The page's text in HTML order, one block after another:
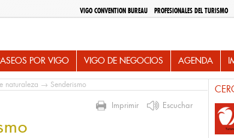
VIGO CONVENTION BUREAU PROFESIONALES DEL TURISMO
POR VIGO VIGO DE NEGOCIOS AGENDA
naturaleza → Senderismo
Imprimir Escuchar